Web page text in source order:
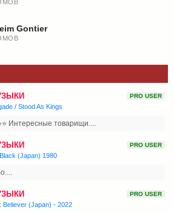
Gontier
PRO USER
/ Stood As Kings
Интересные товарищи....
PRO USER
(Japan) 1980
PRO USER
Believer (Japan) - 2022